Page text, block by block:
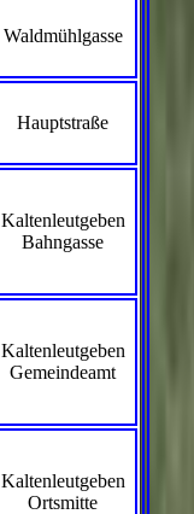
Waldmühlgasse
Hauptstraße
Kaltenleutgeben
Bahngasse
Kaltenleutgeben
Gemeindeamt
Kaltenleutgeben
Ortsmitte